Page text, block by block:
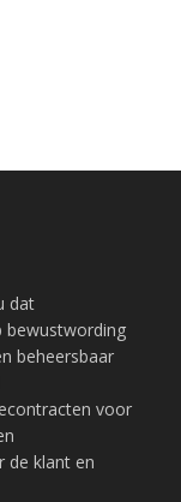
dat
bewustwording
beheersbaar
voor
de klant en